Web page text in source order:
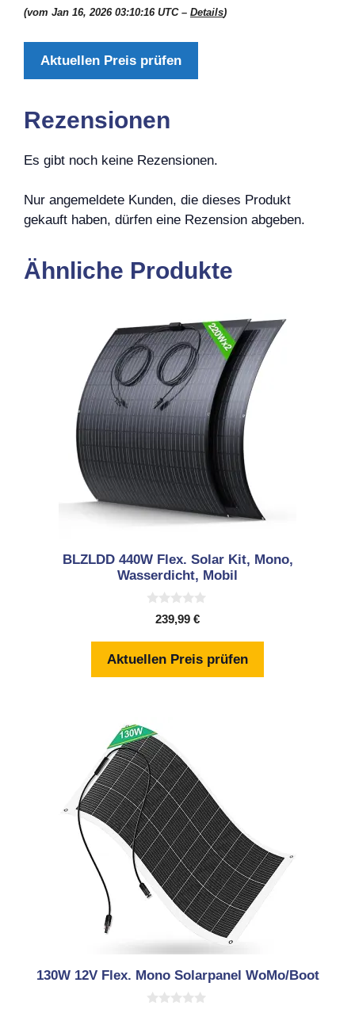
(vom Jan 16, 2026 03:10:16 UTC – Details)
Aktuellen Preis prüfen
Rezensionen
Es gibt noch keine Rezensionen.
Nur angemeldete Kunden, die dieses Produkt
gekauft haben, dürfen eine Rezension abgeben.
Ähnliche Produkte
BLZLDD 440W Flex. Solar Kit, Mono,
Wasserdicht, Mobil
5
239,99 €
Aktuellen Preis prüfen
130W 12V Flex. Mono Solarpanel WoMo/Boot